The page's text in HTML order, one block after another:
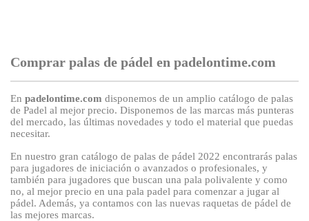
Comprar palas de pádel en padelontime.com
En padelontime.com disponemos de un amplio catálogo de palas
de Padel al mejor precio. Disponemos de las marcas más punteras
del mercado, las últimas novedades y todo el material que puedas
necesitar.
En nuestro gran catálogo de palas de pádel 2022 encontrarás palas
para jugadores de iniciación o avanzados o profesionales, y
también para jugadores que buscan una pala polivalente y como
no, al mejor precio en una pala padel para comenzar a jugar al
pádel. Además, ya contamos con las nuevas raquetas de pádel de
las mejores marcas.